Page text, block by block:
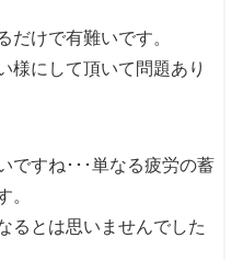
だけで有難いです。
様にして頂いて問題あり
ですね･･･単なる疲労の蓄
。
るとは思いませんでした